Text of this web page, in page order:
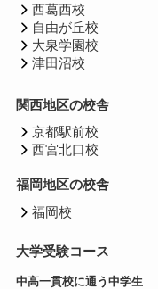
西葛西校
自由が丘校
大泉学園校
津田沼校
関西地区の校舎
京都駅前校
西宮北口校
福岡地区の校舎
福岡校
大学受験コース
中高一貫校に通う中学生